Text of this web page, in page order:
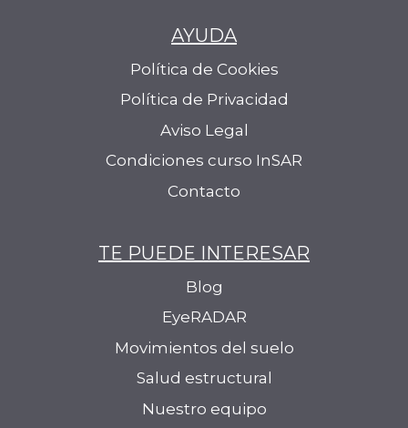
AYUDA
Política de Cookies
Política de Privacidad
Aviso Legal
Condiciones curso InSAR
Contacto
TE PUEDE INTERESAR
Blog
EyeRADAR
Movimientos del suelo
Salud estructural
Nuestro equipo